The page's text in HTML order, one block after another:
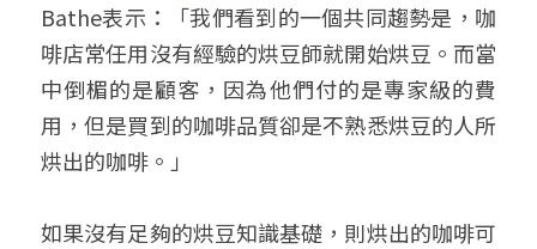
Bathe表示：「我們看到的一個共同趨勢是，咖
啡店常任用沒有經驗的烘豆師就開始烘豆。而當
中倒楣的是顧客，因為他們付的是專家級的費
用，但是買到的咖啡品質卻是不熟悉烘豆的人所
烘出的咖啡。」
如果沒有足夠的烘豆知識基礎，則烘出的咖啡可